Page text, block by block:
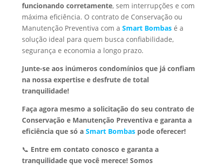
funcionando corretamente, sem interrupções e com
máxima eficiência. O contrato de Conservação ou
Manutenção Preventiva com a Smart Bombasé a
solução ideal para quem busca confiabilidade,
segurança e economia a longo prazo.
Junte-se aos inúmeros condomínios que já confiam
na nossa expertise e desfrute de total
tranquilidade!
Faça agora mesmo a solicitação do seu contrato de
Conservação e Manutenção Preventiva e garanta a
eficiência que só a Smart Bombaspode oferecer!
📞 Entre em contato conosco e garanta a
tranquilidade que você merece! Somos